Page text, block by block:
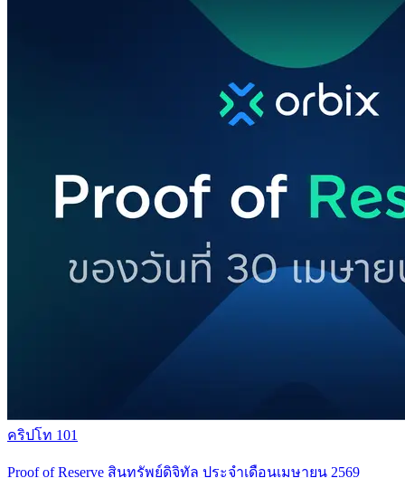
คริปโท 101
Proof of Reserve สินทรัพย์ดิจิทัล ประจำเดือนเมษายน 2569